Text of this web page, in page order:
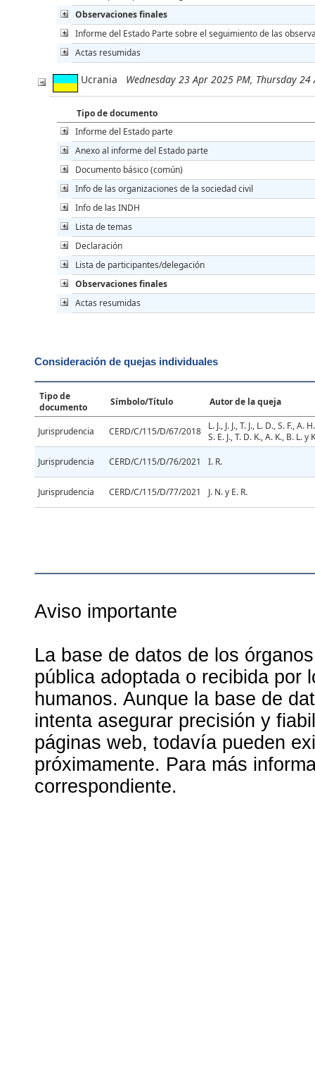
Observaciones finales
Informe del Estado Parte sobre el seguimiento de las
Actas resumidas
Ucrania Wednesday 23 Apr 2025 PM, Thursday 24
Tipo de documento
Informe del Estado parte
Anexo al informe del Estado parte
Documento básico (común)
Info de las organizaciones de la sociedad civil
Info de las INDH
Lista de temas
Declaración
Lista de participantes/delegación
Observaciones finales
Actas resumidas
Consideración de quejas individuales
Tipo de
documento
Símbolo/Título Autor de la queja
Jurisprudencia CERD/C/115/D/67/2018
L. J., J. J., T. J., L. D., S. F., A.
S. E. J., T. D. K., A. K., B. L. y
Jurisprudencia CERD/C/115/D/76/2021 I. R.
Jurisprudencia CERD/C/115/D/77/2021 J. N. y E. R.
Aviso importante
La base de datos de los
pública adoptada o recibida por
humanos. Aunque la base de
intenta asegurar precisión y
páginas web, todavía pueden
próximamente. Para más
correspondiente.